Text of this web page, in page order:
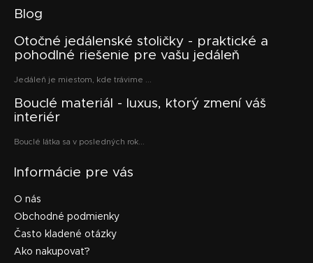
Blog
Otočné jedálenské stoličky - praktické a
pohodlné riešenie pre vašu jedáleň
Jedáleň je miestom, kde trávime ...
Bouclé materiál - luxus, ktorý zmení váš
interiér
Bouclé látka sa v posledných rok...
Informácie pre vás
O nás
Obchodné podmienky
Často kladené otázky
Ako nakupovať?